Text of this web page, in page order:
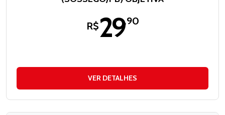
R$29,90
VER DETALHES